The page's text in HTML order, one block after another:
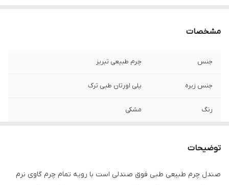
مشخصات
جنس چرم طبیعی تبریز
جنس زیره پلی اورتان طبی ترک
رنگ مشکی
توضیحات
صندل چرم طبیعی طبی فوق صندلی است با رویه تمام چرم گاوی نرم